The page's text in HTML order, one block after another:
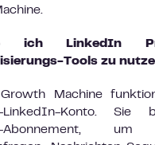
ich LinkedIn
Tools zu
Growth Machine
LinkedIn-Konto. Sie
Abonnement, um